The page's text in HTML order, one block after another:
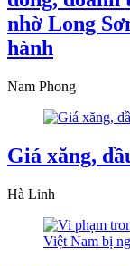
nhờ Long
hành
Nam Phong
Giá xăng,
Hà Linh